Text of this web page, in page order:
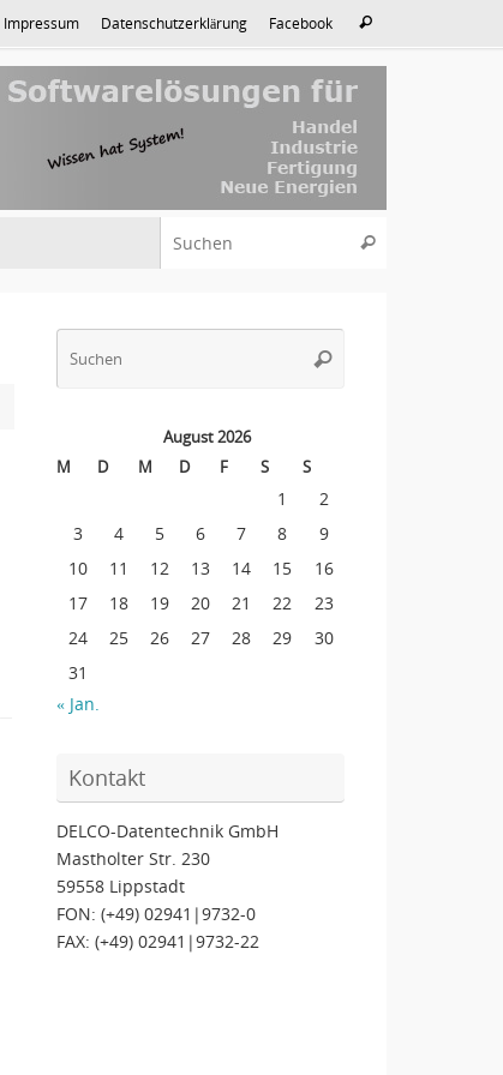
Impressum Datenschutzerklärung Facebook Suchen
Suchen
Suchen
August 2026
M
D M D F S S
1
2
3
4 5 6 7 8
9
10
11 12 13 14 15
16
17
18 19 20 21 22
23
24
25 26 27 28 29
30
31
« Jan.
Kontakt
DELCO-Datentechnik GmbH
Mastholter Str. 230
59558 Lippstadt
FON: (+49) 02941|9732-0
FAX: (+49) 02941|9732-22